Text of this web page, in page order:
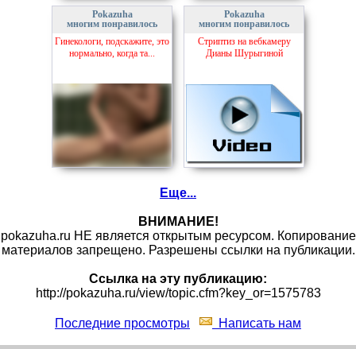
Pokazuha
многим понравилось
Гинекологи, подскажите, это
нормально, когда та...
Pokazuha
многим понравилось
Стриптиз на вебкамеру
Дианы Шурыгиной
Еще...
ВНИМАНИЕ!
pokazuha.ru НЕ является открытым ресурсом. Копирование
материалов запрещено. Разрешены ссылки на публикации.
Ссылка на эту публикацию:
http://pokazuha.ru/view/topic.cfm?key_or=1575783
Последние просмотры Написать нам